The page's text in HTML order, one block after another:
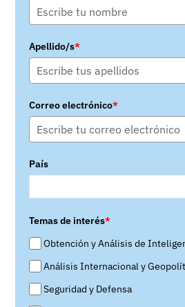
Apellido/s*
Correo electrónico*
País
Temas de interés*
Obtención y Análisis de
Análisis Internacional y
Seguridad y Defensa